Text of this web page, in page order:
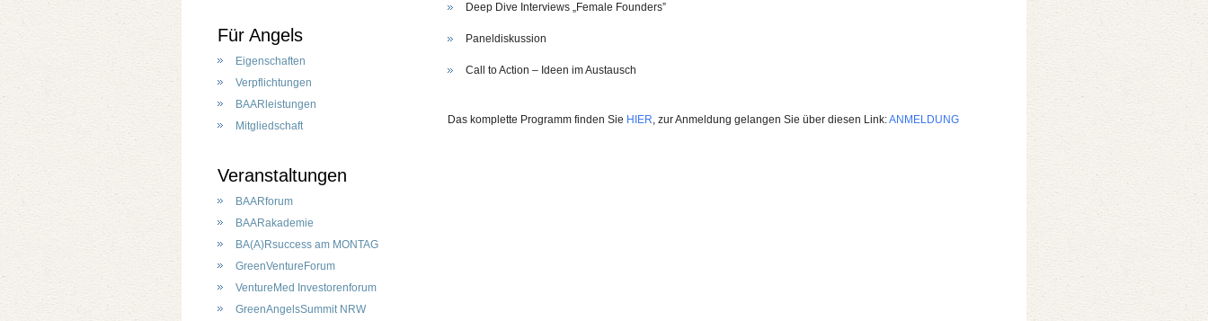
Deep Dive Interviews „Female Founders”
Paneldiskussion
Call to Action – Ideen im Austausch
Das komplette Programm finden Sie HIER, zur Anmeldung gelangen Sie über diesen Link:ANMELDUNG
Für Angels
Eigenschaften
Verpflichtungen
BAARleistungen
Mitgliedschaft
Veranstaltungen
BAARforum
BAARakademie
BA(A)Rsuccess am MONTAG
GreenVentureForum
VentureMed Investorenforum
GreenAngelsSummit NRW